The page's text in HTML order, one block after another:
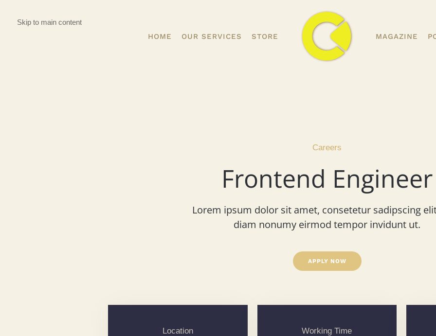
Skip to main content
HOME OUR SERVICES STORE MAGAZINE
Careers
Frontend Engineer
Lorem ipsum dolor sit amet, consetetur sadipscing
diam nonumy eirmod tempor invidunt ut.
APPLY NOW
Location
Working Time
Discounts. - 1,000 pcs.